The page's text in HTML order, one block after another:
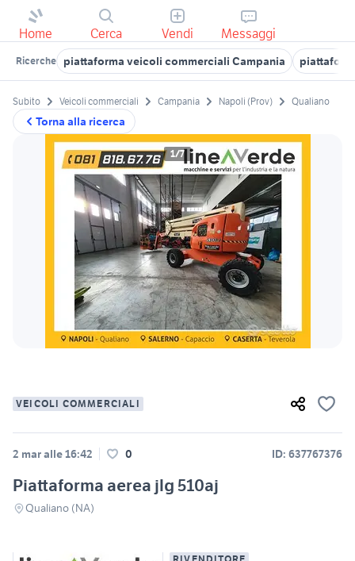
Home Cerca Vendi Messaggi
Ricerche piattaforma veicoli commerciali Campania
Torna alla ricerca
Subito Veicoli commerciali Campania Napoli (Prov) Qualiano
1/7
VEICOLI COMMERCIALI
2 mar alle 16:42 0 ID: 637767376
Piattaforma aerea jlg 510aj
Qualiano (NA)